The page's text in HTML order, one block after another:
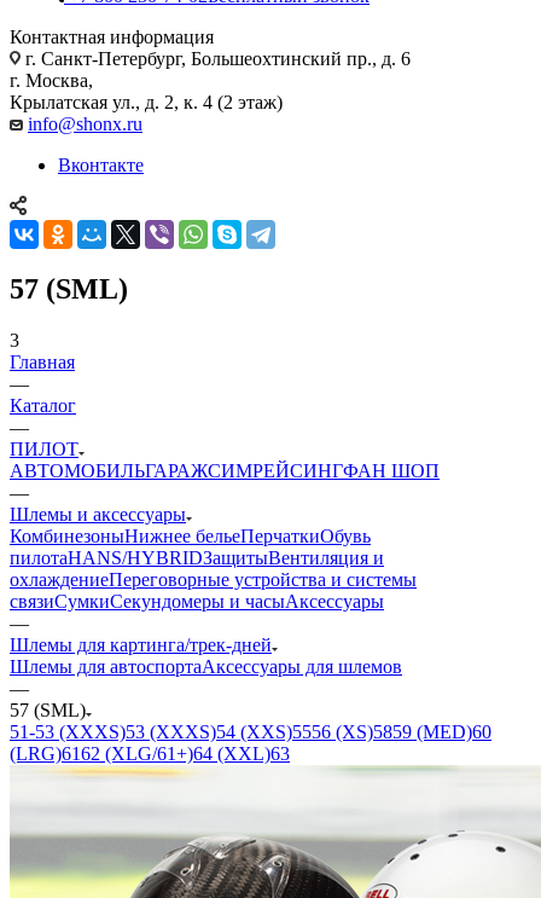
Контактная информация
г. Санкт-Петербург, Большеохтинский пр., д. 6
г. Москва,
Крылатская ул., д. 2, к. 4 (2 этаж)
info@shonx.ru
Вконтакте
57 (SML)
3
Главная
—
Каталог
—
ПИЛОТ
АВТОМОБИЛЬГАРАЖСИМРЕЙСИНГФАН ШОП
—
Шлемы и аксессуары
КомбинезоныНижнее бельеПерчаткиОбувь
пилотаHANS/HYBRIDЗащитыВентиляция и
охлаждениеПереговорные устройства и системы
связиСумкиСекундомеры и часыАксессуары
—
Шлемы для картинга/трек-дней
Шлемы для автоспортаАксессуары для шлемов
—
57 (SML)
51-53 (XXXS)53 (XXXS)54 (XXS)5556 (XS)5859 (MED)60
(LRG)6162 (XLG/61+)64 (XXL)63